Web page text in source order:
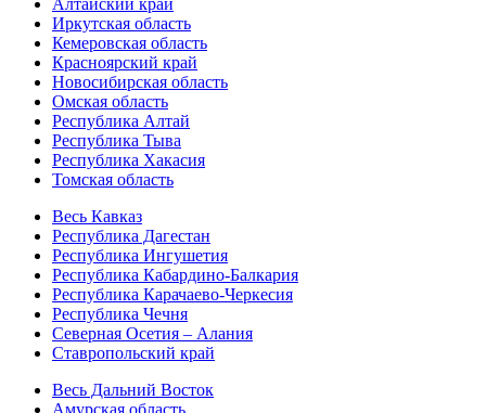
Алтайский край
Иркутская область
Кемеровская область
Красноярский край
Новосибирская область
Омская область
Республика Алтай
Республика Тыва
Республика Хакасия
Томская область
Весь Кавказ
Республика Дагестан
Республика Ингушетия
Республика Кабардино-Балкария
Республика Карачаево-Черкесия
Республика Чечня
Северная Осетия – Алания
Ставропольский край
Весь Дальний Восток
Амурская область